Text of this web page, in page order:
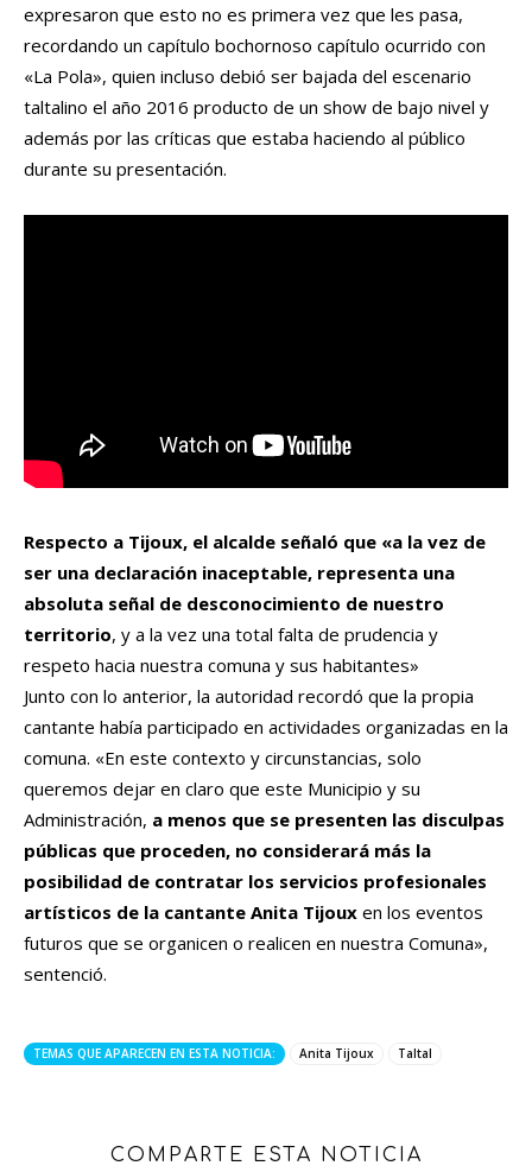
expresaron que esto no es primera vez que les pasa,
recordando un capítulo bochornoso capítulo ocurrido con
«La Pola», quien incluso debió ser bajada del escenario
taltalino el año 2016 producto de un show de bajo nivel y
además por las críticas que estaba haciendo al público
durante su presentación.
Respecto a Tijoux, el alcalde señaló que «a la vez de
ser una declaración inaceptable, representa una
absoluta señal de desconocimiento de nuestro
territorio, y a la vez una total falta de prudencia y
respeto hacia nuestra comuna y sus habitantes»
Junto con lo anterior, la autoridad recordó que la propia
cantante había participado en actividades organizadas en la
comuna. «En este contexto y circunstancias, solo
queremos dejar en claro que este Municipio y su
Administración, a menos que se presenten las disculpas
públicas que proceden, no considerará más la
posibilidad de contratar los servicios profesionales
artísticos de la cantante Anita Tijoux en los eventos
futuros que se organicen o realicen en nuestra Comuna»,
sentenció.
TEMAS QUE APARECEN EN ESTA NOTICIA: Anita Tijoux Taltal
COMPARTE ESTA NOTICIA